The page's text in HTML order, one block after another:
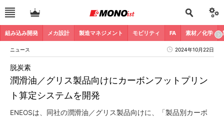
組み込み開発 メカ設計 製造マネジメント モビリティ FA 素材／化学
ニュース 2024年10月22日
潤滑油／グリス製品向けにカーボンフットプリン
ト算定システムを開発
脱炭素
ENEOSは、同社の潤滑油／グリス製品向けに、「製品別カーボ